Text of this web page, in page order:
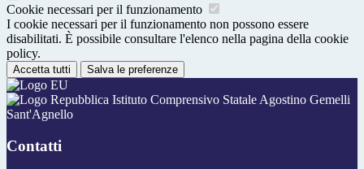
Cookie necessari per il funzionamento
I cookie necessari per il funzionamento non possono essere
disabilitati. È possibile consultare l'elenco nella pagina della cookie
policy.
Accetta tutti Salva le preferenze
Istituto Comprensivo Statale Agostino Gemelli
Sant'Agnello
Contatti